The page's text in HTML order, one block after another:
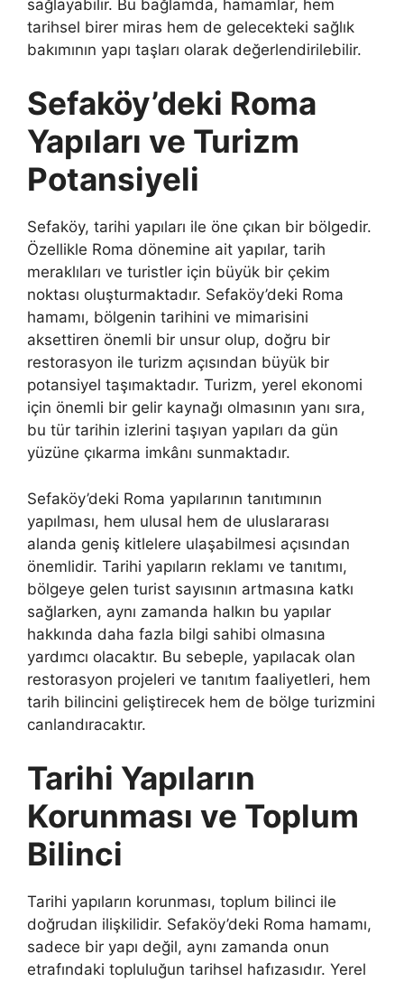
sağlayabilir. Bu bağlamda, hamamlar, hem
tarihsel birer miras hem de gelecekteki sağlık
bakımının yapı taşları olarak değerlendirilebilir.
Sefaköy’deki Roma
Yapıları ve Turizm
Potansiyeli
Sefaköy, tarihi yapıları ile öne çıkan bir bölgedir.
Özellikle Roma dönemine ait yapılar, tarih
meraklıları ve turistler için büyük bir çekim
noktası oluşturmaktadır. Sefaköy’deki Roma
hamamı, bölgenin tarihini ve mimarisini
aksettiren önemli bir unsur olup, doğru bir
restorasyon ile turizm açısından büyük bir
potansiyel taşımaktadır. Turizm, yerel ekonomi
için önemli bir gelir kaynağı olmasının yanı sıra,
bu tür tarihin izlerini taşıyan yapıları da gün
yüzüne çıkarma imkânı sunmaktadır.
Sefaköy’deki Roma yapılarının tanıtımının
yapılması, hem ulusal hem de uluslararası
alanda geniş kitlelere ulaşabilmesi açısından
önemlidir. Tarihi yapıların reklamı ve tanıtımı,
bölgeye gelen turist sayısının artmasına katkı
sağlarken, aynı zamanda halkın bu yapılar
hakkında daha fazla bilgi sahibi olmasına
yardımcı olacaktır. Bu sebeple, yapılacak olan
restorasyon projeleri ve tanıtım faaliyetleri, hem
tarih bilincini geliştirecek hem de bölge turizmini
canlandıracaktır.
Tarihi Yapıların
Korunması ve Toplum
Bilinci
Tarihi yapıların korunması, toplum bilinci ile
doğrudan ilişkilidir. Sefaköy’deki Roma hamamı,
sadece bir yapı değil, aynı zamanda onun
etrafındaki topluluğun tarihsel hafızasıdır. Yerel